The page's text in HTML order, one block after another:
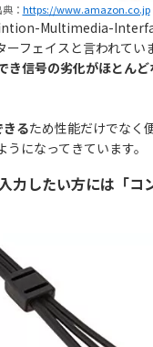
： https://www.amazon.co.jp
Multimedia-
フェイスと言われてい
き信号の劣化がほとんど
るため性能だけでなく
になってきています。
力したい方には「コ